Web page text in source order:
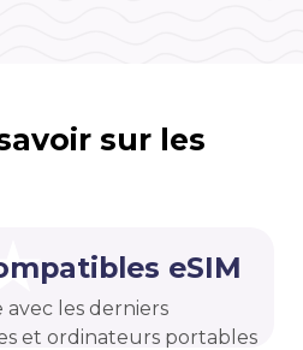
sur les
eSIM
avec les derniers
et ordinateurs portables